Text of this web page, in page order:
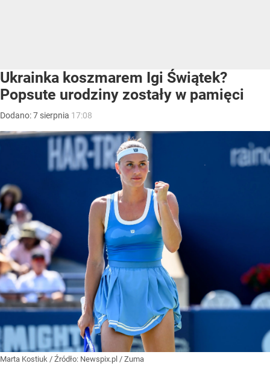
Ukrainka koszmarem Igi Świątek?
Popsute urodziny zostały w pamięci
Dodano:7 sierpnia 17:08
Marta Kostiuk / Źródło: Newspix.pl / Zuma